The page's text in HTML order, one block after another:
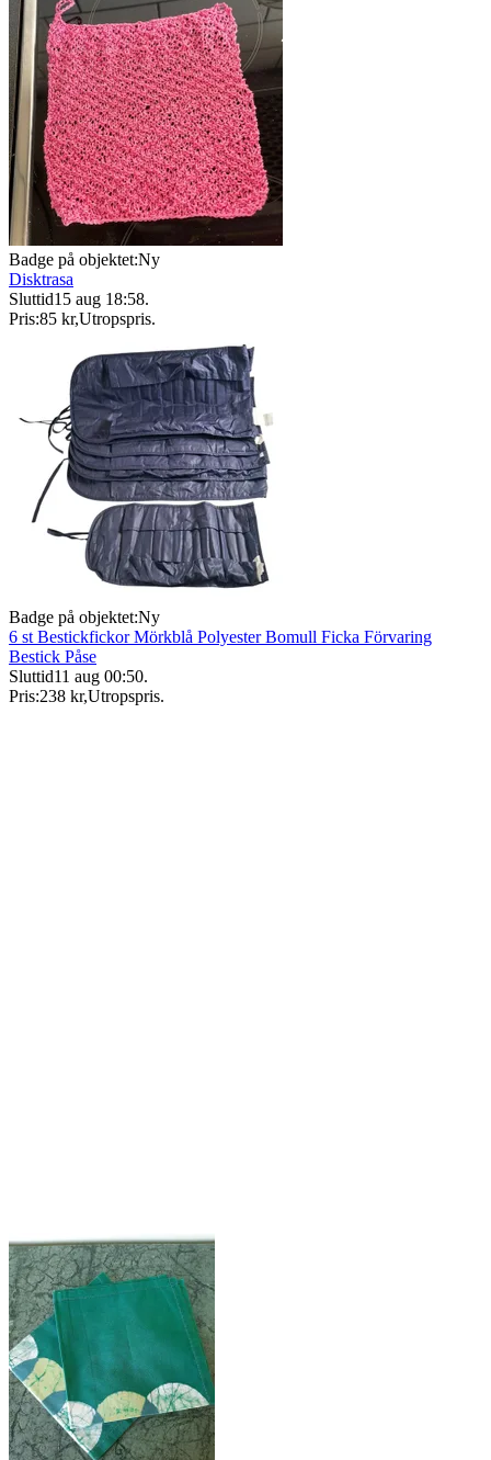
Badge på objektet:Ny
Disktrasa
Sluttid15 aug 18:58.
Pris:85 kr,Utropspris.
Badge på objektet:Ny
6 st Bestickfickor Mörkblå Polyester Bomull Ficka Förvaring
Bestick Påse
Sluttid11 aug 00:50.
Pris:238 kr,Utropspris.